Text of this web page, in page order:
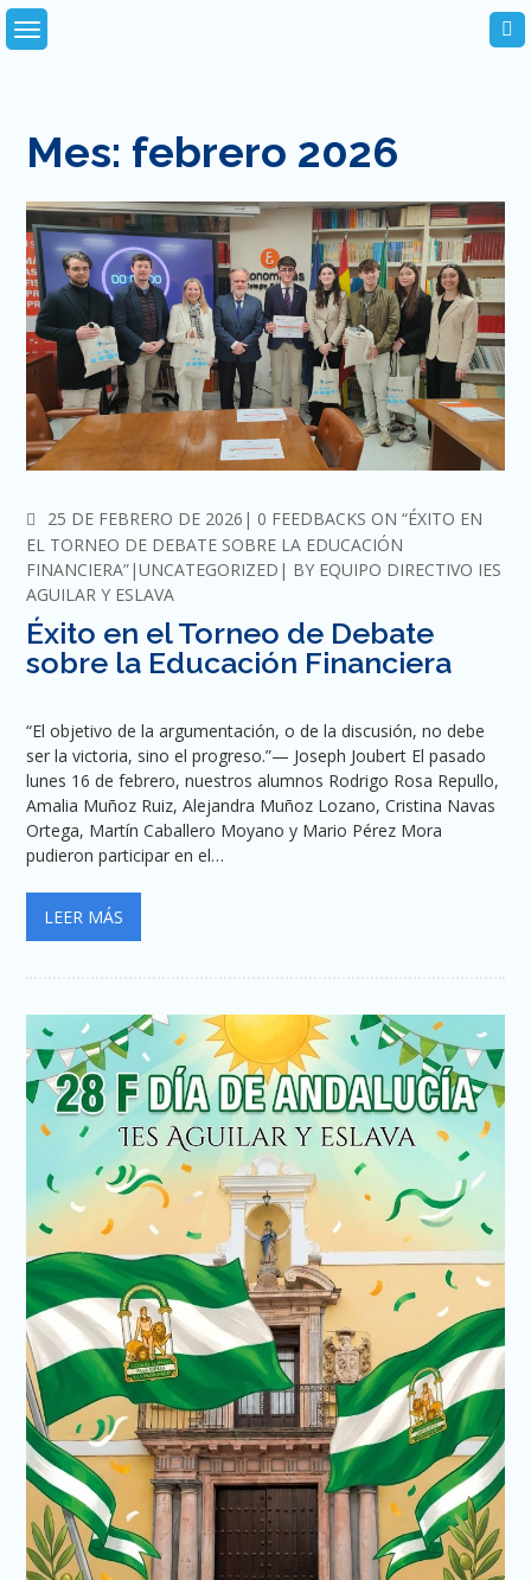
Skip
to
Mes: febrero 2026
25 DE FEBRERO DE 2026 COMMENTS
0 FEEDBACKS ON “ÉXITO EN
EL TORNEO DE DEBATE SOBRE LA EDUCACIÓN
FINANCIERA” UNCATEGORIZED BY EQUIPO DIRECTIVO IES
AGUILAR Y ESLAVA
Éxito en el Torneo de Debate
sobre la Educación Financiera
“El objetivo de la argumentación, o de la discusión, no debe
ser la victoria, sino el progreso.”— Joseph Joubert El pasado
lunes 16 de febrero, nuestros alumnos Rodrigo Rosa Repullo,
Amalia Muñoz Ruiz, Alejandra Muñoz Lozano, Cristina Navas
Ortega, Martín Caballero Moyano y Mario Pérez Mora
pudieron participar en el…
LEER MÁS